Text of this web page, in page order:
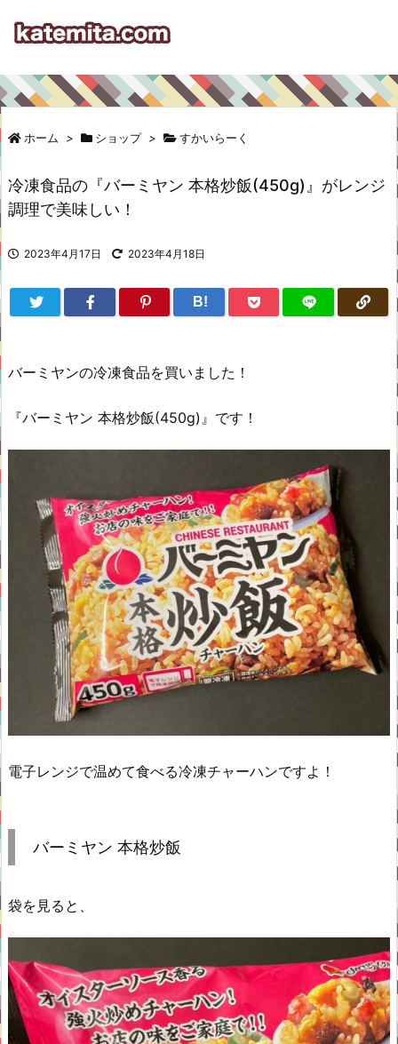
ホーム > ショップ > すかいらーく
冷凍食品の『バーミヤン 本格炒飯(450g)』がレンジ
調理で美味しい！
2023年4月17日 2023年4月18日
B!
バーミヤンの冷凍食品を買いました！
『バーミヤン 本格炒飯(450g)』です！
電子レンジで温めて食べる冷凍チャーハンですよ！
バーミヤン 本格炒飯
袋を見ると、